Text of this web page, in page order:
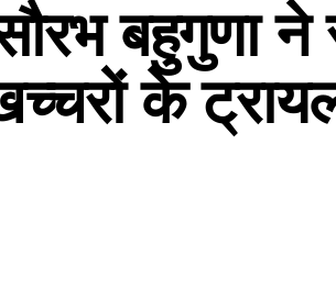
बहुगुणा ने
खच्चरों के